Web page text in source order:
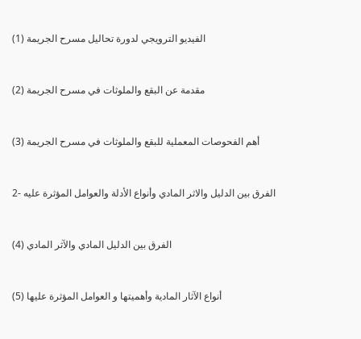
(1) الفيديو الترويجي لدورة تحاليل مسرح الجريمة
(2) مقدمة عن البقع والملوثات في مسرح الجريمة
(3) أهم الفحوصات المعملية للبقع والملوثات في مسرح الجريمة
2- الفرق بين الدليل والاثر المادي وأنواع الأدلة والعوامل المؤثرة عليه
(4) الفرق بين الدليل المادي والآثر المادي
(5) أنواع الآثار المادية وأهميتها و العوامل المؤثرة عليها